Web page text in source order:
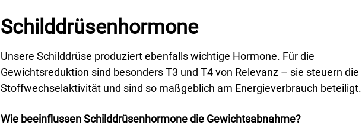
Schilddrüsenhormone
Unsere Schilddrüse produziert ebenfalls wichtige Hormone. Für die
Gewichtsreduktion sind besonders T3 und T4 von Relevanz – sie steuern die
Stoffwechselaktivität und sind so maßgeblich am Energieverbrauch beteiligt.
Wie beeinflussen Schilddrüsenhormone die Gewichtsabnahme?